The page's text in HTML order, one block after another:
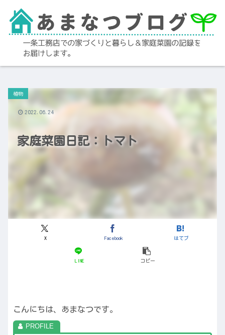
家庭菜園日記：トマト
植物
X Facebook はてブ
LINE コピー
2022.06.24
こんにちは、あまなつです。